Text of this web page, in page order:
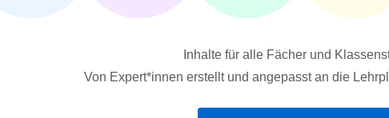
Inhalte für alle Fächer und
Von Expert*innen erstellt und angepasst an die